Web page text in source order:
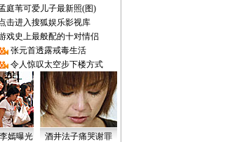
庭苇可爱儿子最新照(图)
击进入搜狐娱乐影视库
戏史上最般配的十对情侣
张元首透露戒毒生活
令人惊叹太空步下楼方式
嫣曝光 酒井法子痛哭谢罪